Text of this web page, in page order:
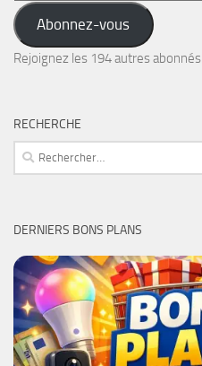
adresse
e-
mail
Abonnez-vous
Rejoignez les 194 autres abonnés
RECHERCHE
Rechercher :
DERNIERS BONS PLANS